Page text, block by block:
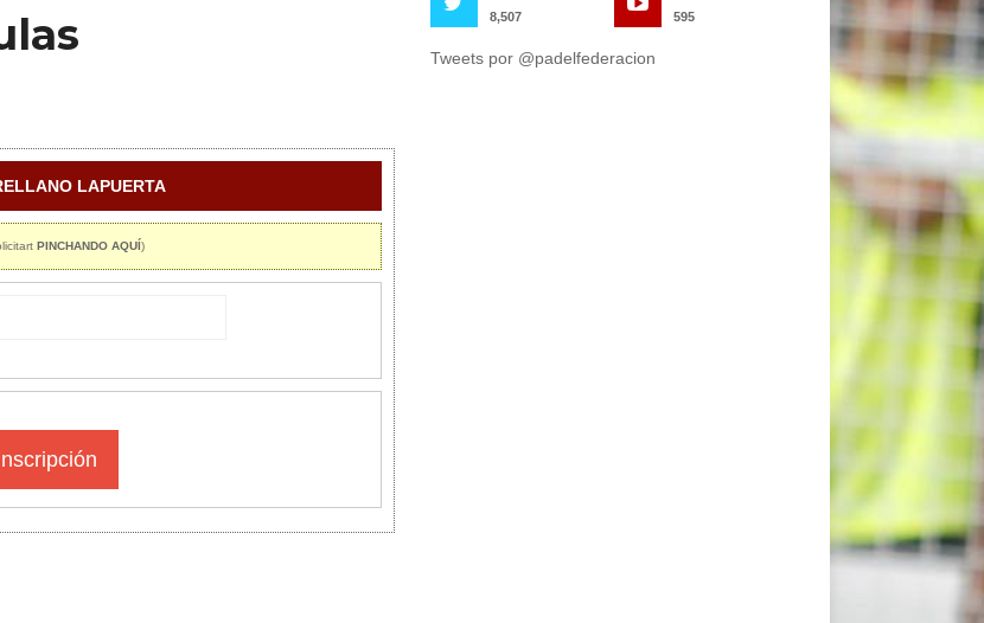
LAPUERTA
PINCHANDO AQUÍ)
8,507 595
Tweets por @padelfederacion